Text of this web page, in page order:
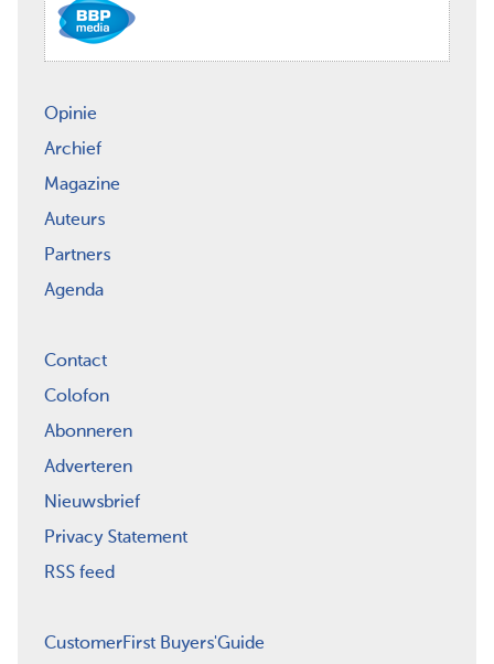
Opinie
Archief
Magazine
Auteurs
Partners
Agenda
Contact
Colofon
Abonneren
Adverteren
Nieuwsbrief
Privacy Statement
RSS feed
CustomerFirst Buyers'Guide